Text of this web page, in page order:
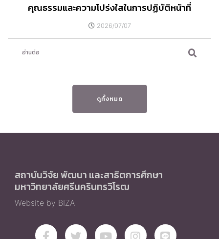
คุณธรรมและความโปร่งใสในการปฏิบัติหน้าที่
2026/07/07
อ่านต่อ
ดูทั้งหมด
สถาบันวิจัย พัฒนา และสาธิตการศึกษา
มหาวิทยาลัยศรีนครินทรวิโรฒ
Website by BIZA